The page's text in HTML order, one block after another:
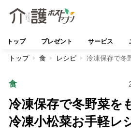
トップ プレゼント サービス
トップ 食 レシピ 冷凍保存で冬
食
冷凍保存で冬野菜を
冷凍小松菜お手軽レ